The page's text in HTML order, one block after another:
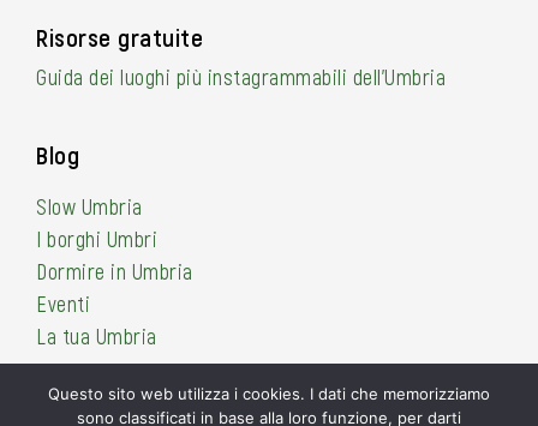
Risorse gratuite
Guida dei luoghi più instagrammabili dell’Umbria
Blog
Slow Umbria
I borghi Umbri
Dormire in Umbria
Eventi
La tua Umbria
Questo sito web utilizza i cookies. I dati che memorizziamo
sono classificati in base alla loro funzione, per darti